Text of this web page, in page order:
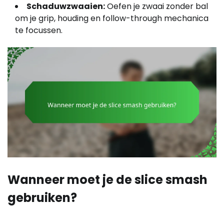
Schaduwzwaaien:Oefen je zwaai zonder bal
om je grip, houding en follow-through mechanica
te focussen.
Wanneer moet je de slice smash
gebruiken?